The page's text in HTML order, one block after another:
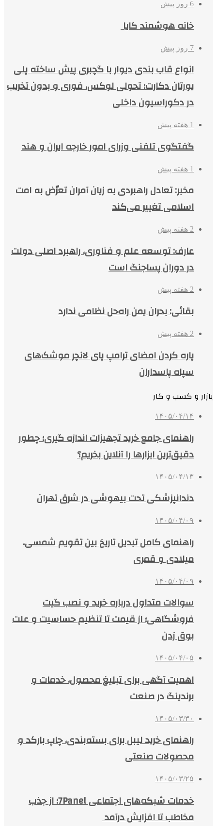
6 روز پیش
خانه هوشمند کایا
7 روز پیش
انواع قاب بندی دیوار با گچبری پیش ساخته پلی
یورتان دکارت؛ تحولی لوکس، فوری و بدون تخریب
در دکوراسیون داخلی
1 هفته پیش
گفتگوی تلفنی وزرای امور خارجه ایران و هند
1 هفته پیش
مخبر: تعادل راهبردی به زیان آمران تعرّض به امت
اسلامی تغییر می‌کند
2 هفته پیش
عارف: توسعه علم و فناوری، راهبرد اصلی دولت
در دوران پساجنگ است
2 هفته پیش
بقائی: بحران یمن راه‌حل نظامی ندارد
2 هفته پیش
پاره کردن امضای ترامپ پای لانچر موشک‌های
سپاه پاسداران
بازار و کسب و کار
۱۴۰۵/۰۴/۱۴
راهنمای جامع خرید تجهیزات اندازه گیری؛ چطور
دقیق‌ترین ابزارها را آنلاین بخریم؟
۱۴۰۵/۰۴/۱۳
دندانپزشکی تحت بیهوشی در شرق تهران
۱۴۰۵/۰۴/۰۹
راهنمای کامل تبدیل تاریخ بین تقویم شمسی،
میلادی و قمری
۱۴۰۵/۰۴/۰۹
سوالات متداول درباره خرید و نصب گیت
فروشگاهی؛ از قیمت تا تنظیم حساسیت و علت
بوق زدن
۱۴۰۵/۰۴/۰۵
اهمیت آگهی برای تبلیغ محصول، خدمات و
برندینگ در صنعت
۱۴۰۵/۰۳/۳۰
راهنمای خرید لیبل برای بسته‌بندی، چاپ بارکد و
محصولات صنعتی
۱۴۰۵/۰۳/۲۵
خدمات شبکه‌های اجتماعی 7Panel؛ از جذب
مخاطب تا افزایش درآمد